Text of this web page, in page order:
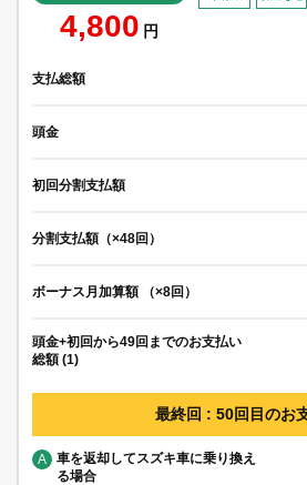
4,800 円
支払総額
頭金
初回分割支払額
分割支払額（×48回）
ボーナス月加算額 （×8回）
頭金+初回から49回までのお支払い
総額 (1)
最終回 : 50回目のお
A
車を返却してスズキ車に乗り換え
る場合